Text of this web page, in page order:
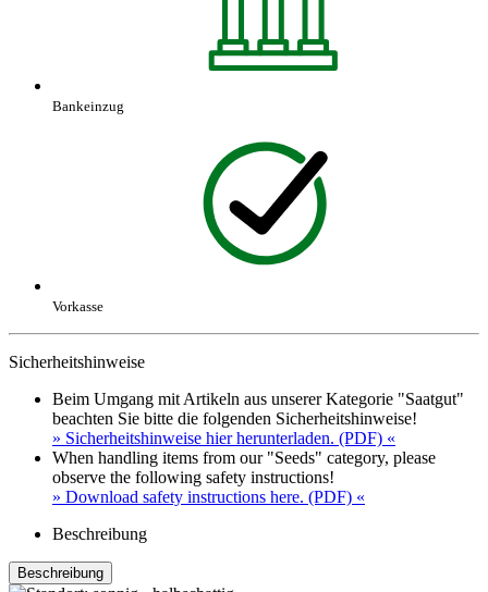
Bankeinzug
Vorkasse
Sicherheitshinweise
Beim Umgang mit Artikeln aus unserer Kategorie "Saatgut"
beachten Sie bitte die folgenden Sicherheitshinweise!
» Sicherheitshinweise hier herunterladen. (PDF) «
When handling items from our "Seeds" category, please
observe the following safety instructions!
» Download safety instructions here. (PDF) «
Beschreibung
Beschreibung